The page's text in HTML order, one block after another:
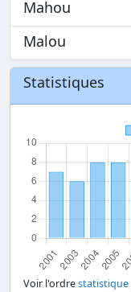
Mahou
Malou
Statistiques
Voir l'ordrestatistique